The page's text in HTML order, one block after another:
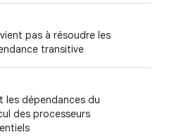
pas à résoudre les
transitive
les dépendances du
des processeurs